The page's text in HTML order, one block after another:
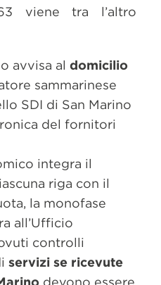
viene tra l’altro
avvisa al domicilio
sammarinese
SDI di San Marino
del fornitori
integra il
riga con il
la monofase
all’Ufficio
controlli
servizi se ricevute
devono essere